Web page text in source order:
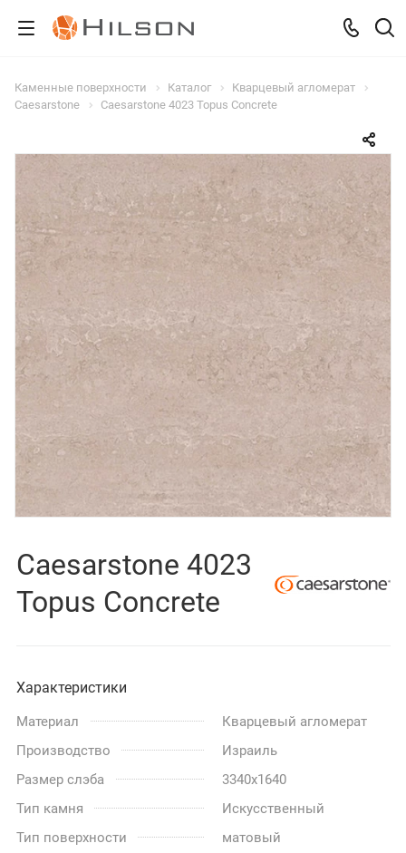
Каменные поверхности Каталог
Кварцевый агломерат
Caesarstone
Caesarstone 4023 Topus Concrete
Caesarstone 4023
Topus Concrete
Характеристики
Материал
Кварцевый агломерат
Производство
Израиль
Размер слэба
3340x1640
Тип камня
Искусственный
Тип поверхности
матовый